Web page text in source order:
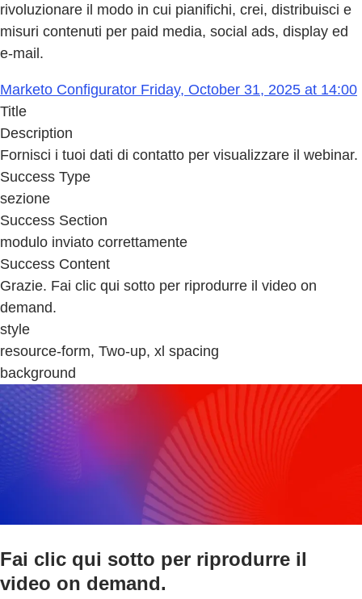
rivoluzionare il modo in cui pianifichi, crei, distribuisci e
misuri contenuti per paid media, social ads, display ed
e-mail.
Marketo Configurator Friday, October 31, 2025 at 14:00
Title
Description
Fornisci i tuoi dati di contatto per visualizzare il webinar.
Success Type
sezione
Success Section
modulo inviato correttamente
Success Content
Grazie. Fai clic qui sotto per riprodurre il video on
demand.
style
resource-form, Two-up, xl spacing
background
Fai clic qui sotto per riprodurre il
video on demand.